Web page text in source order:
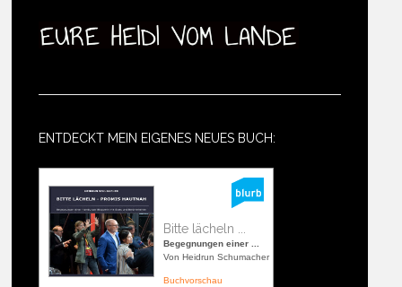
ENTDECKT MEIN EIGENES NEUES BUCH:
Bitte lächeln ...
Begegnungen einer ...
Von Heidrun Schumacher
Buchvorschau